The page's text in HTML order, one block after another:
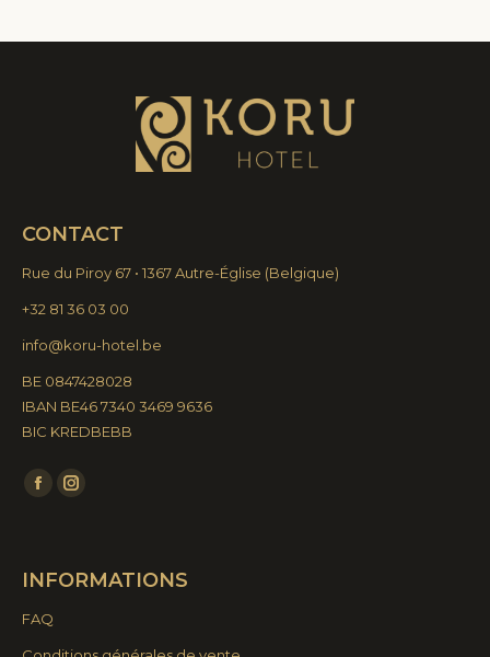
CONTACT
Rue du Piroy 67 • 1367 Autre-Église (Belgique)
+32 81 36 03 00
info@koru-hotel.be
BE 0847428028
IBAN BE46 7340 3469 9636
BIC KREDBEBB
Trouvez nous sur :
La
s'ouvre
La
s'ouvre
INFORMATIONS
FAQ